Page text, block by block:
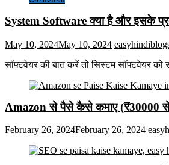
System Software क्या है और इसके
May 10, 2024May 10, 2024
सॉफ्टवेयर की बात करें तो सिस्टम सॉफ्टवेयर
Amazon से पैसे कैसे कमाए (₹30000
February 26, 2024February 26, 2024